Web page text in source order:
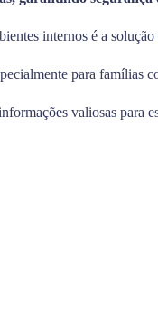
internos é a solução
para famílias
valiosas para